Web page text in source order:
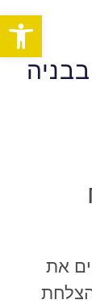
את
פתח